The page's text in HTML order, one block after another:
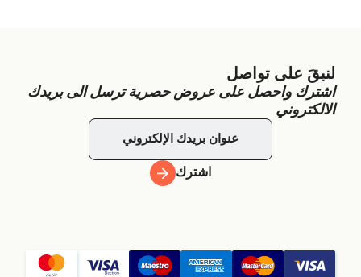
لنبقَ على تواصل
اشترك واحصل على عروض حصرية ترسل الى بريدك
الالكتروني
اشترك